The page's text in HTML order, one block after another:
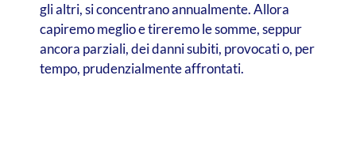
gli altri, si concentrano annualmente. Allora
capiremo meglio e tireremo le somme, seppur
ancora parziali, dei danni subiti, provocati o, per
tempo, prudenzialmente affrontati.